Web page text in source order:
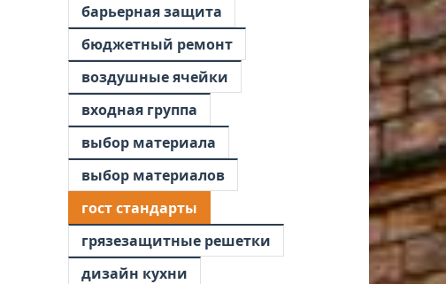
барьерная защита
бюджетный ремонт
воздушные ячейки
входная группа
выбор материала
выбор материалов
гост стандарты
грязезащитные решетки
дизайн кухни